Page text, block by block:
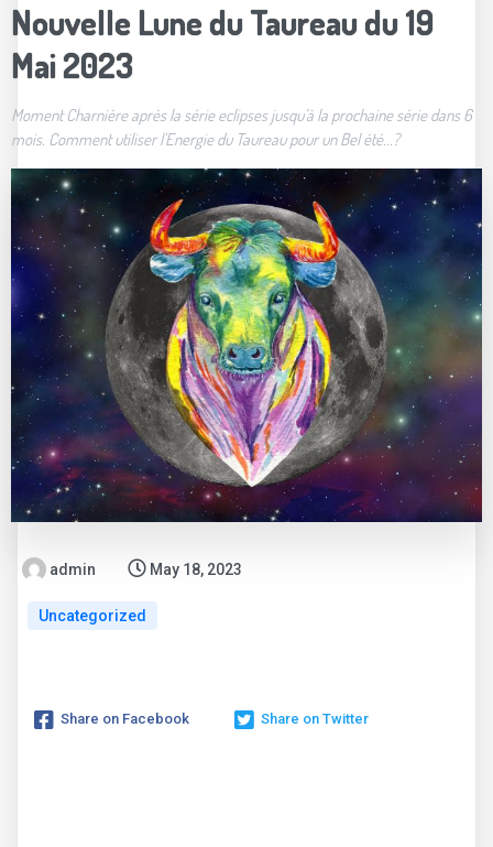
Nouvelle Lune du Taureau du 19
Mai 2023
Moment Charnière après la série eclipses jusqu’à la prochaine série dans 6
mois. Comment utiliser l'Energie du Taureau pour un Bel été...?
admin May 18, 2023
Uncategorized
Share on Facebook Share on Twitter